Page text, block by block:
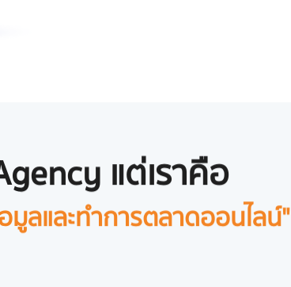
แต่เราคือ
มูลและทำการตลาดออนไลน์"